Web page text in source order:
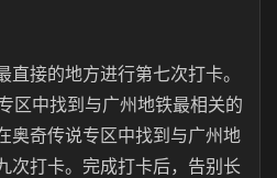
接的地方进行第七次打卡。
区中找到与广州地铁最相关的
奥奇传说专区中找到与广州地
次打卡。完成打卡后，告别长